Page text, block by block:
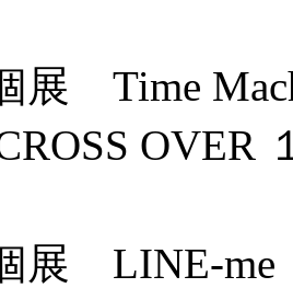
Time
OVER １
展 LINE-me